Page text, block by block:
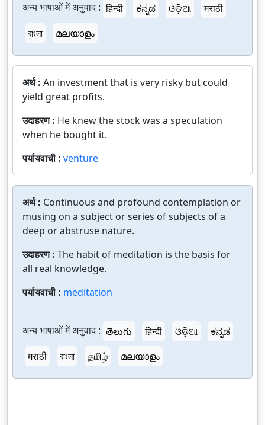
अन्य भाषाओं में अनुवाद : हिन्दी ಕನ್ನಡ ଓଡ଼ିଆ
मराठी
বাংলা
മലയാളം
अर्थ : An investment that is very risky but could
yield great profits.
उदाहरण : He knew the stock was a speculation
when he bought it.
पर्यायवाची : venture
अर्थ : Continuous and profound contemplation or
musing on a subject or series of subjects of a
deep or abstruse nature.
उदाहरण : The habit of meditation is the basis for
all real knowledge.
पर्यायवाची : meditation
अन्य भाषाओं में अनुवाद : తెలుగు हिन्दी ଓଡ଼ିଆ
ಕನ್ನಡ
मराठी
বাংলা தமிழ் മലയാളം